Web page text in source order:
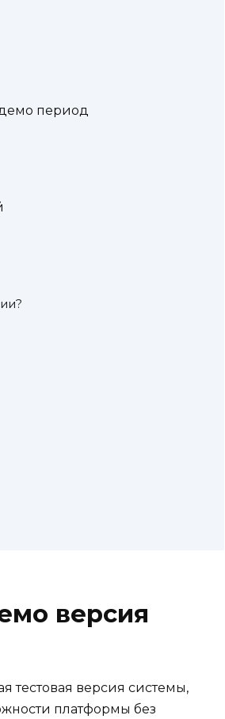
период
версия
тестовая версия системы,
платформы без